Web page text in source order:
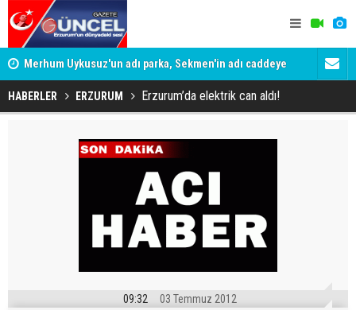
Merhum Uykusuz'un adı parka, Sekmen'in adı caddeye
verildi
HABERLER ERZURUM Erzurum’da elektrik can aldı!
09:32 03 Temmuz 2012